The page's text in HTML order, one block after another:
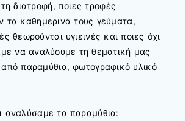
διατροφή, ποιες τροφές
τα καθημερινά τους γεύματα,
θεωρούνται υγιεινές και ποιες όχι
να αναλύουμε τη θεματική μας
παραμύθια, φωτογραφικό υλικό
αναλύσαμε τα παραμύθια: